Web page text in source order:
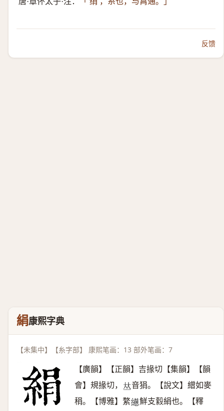
反馈
絹康熙字典
【未集中】【糸字部】 康熙笔画：13 部外笔画：7
【廣韻】【正韻】吉掾切【集韻】【韻
會】規掾切， 𠀤音狷。【說文】繒如麥
䅌。【博雅】䋷𦇎 鮮支縠絹也。【釋